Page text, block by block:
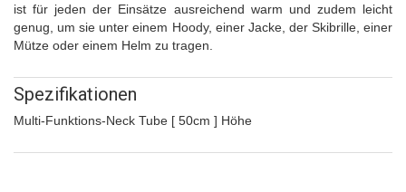
ist für jeden der Einsätze ausreichend warm und zudem leicht
genug, um sie unter einem Hoody, einer Jacke, der Skibrille, einer
Mütze oder einem Helm zu tragen.
Spezifikationen
Multi-Funktions-Neck Tube [ 50cm ] Höhe